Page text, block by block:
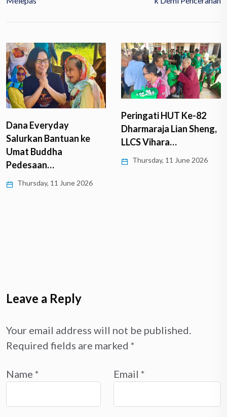
Dharmaraja Lian Sheng,
LLCS Vihara…
Thursday, 11 June 2026
Borobudur Virtual Tour
360°, VR, dan
Photobook
Leave a Reply
Your email address will not be published.
Required fields are marked *
Name * Email *